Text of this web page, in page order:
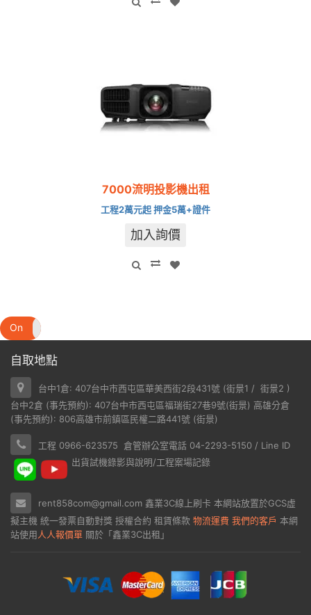
7000流明投影機出租
工程2萬元起 押金5萬+證件
加入詢價
On
自取地點
台中1倉: 407台中市西屯區華美西街2段431號 (街景1 / 街景2 )
台中2倉 (事先預約): 407台中市西屯區福瑞街27巷9號(街景) 高雄分倉
(事先預約): 806高雄市前鎮區民權二路441號 (街景)
工程 0966-623575 倉管辦公室電話 04-2293-5150 / Line ID
出貨試機錄影與說明/工程案場記錄
rent858com@gmail.com 鑫業3C線上刷卡 本網站放置於GCS虛
擬主機 統一發票自動對獎 授權合約 租賃條款 物流運費 我們的客戶 本網
站使用人人報價單 關於「鑫業3C出租」